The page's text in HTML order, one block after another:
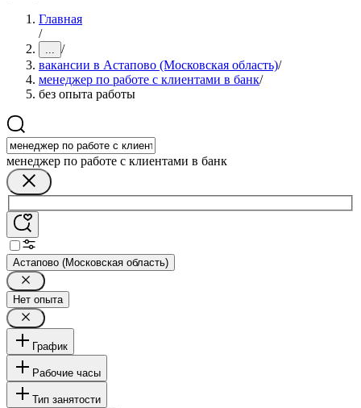
Главная
/
... /
вакансии в Астапово (Московская область)/
менеджер по работе с клиентами в банк/
без опыта работы
менеджер по работе с клиентами в банк
Астапово (Московская область)
Нет опыта
График
Рабочие часы
Тип занятости